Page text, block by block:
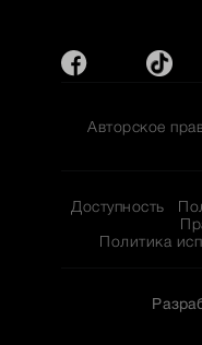
Авторское
Доступность
Политика